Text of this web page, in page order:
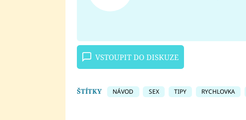
VSTOUPIT DO DISKUZE
ŠTÍTKY NÁVOD SEX TIPY RYCHLOVKA